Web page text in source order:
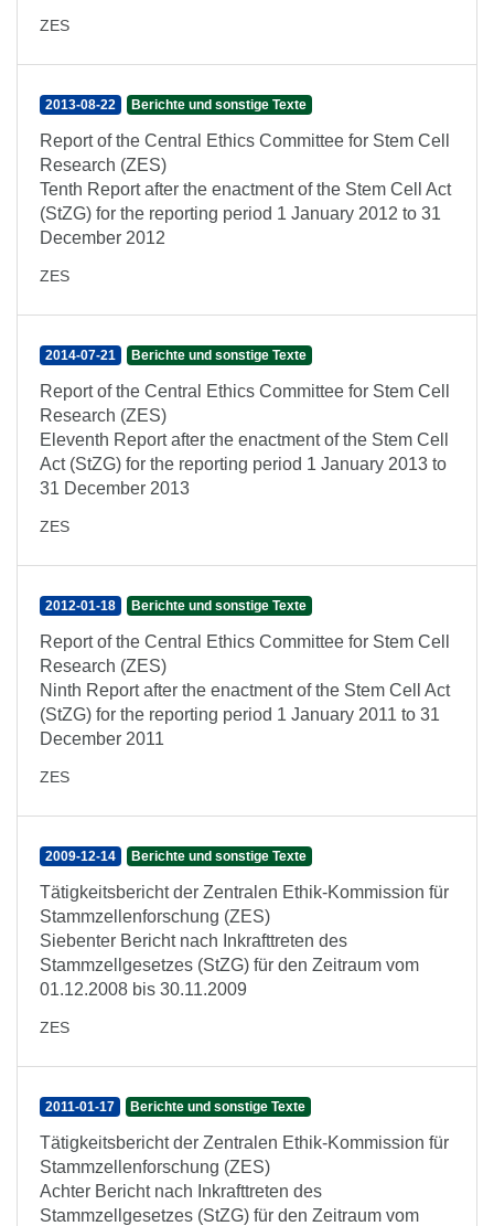
ZES
2013-08-22 Berichte und sonstige Texte
Report of the Central Ethics Committee for Stem Cell
Research (ZES)
Tenth Report after the enactment of the Stem Cell Act
(StZG) for the reporting period 1 January 2012 to 31
December 2012
ZES
2014-07-21 Berichte und sonstige Texte
Report of the Central Ethics Committee for Stem Cell
Research (ZES)
Eleventh Report after the enactment of the Stem Cell
Act (StZG) for the reporting period 1 January 2013 to
31 December 2013
ZES
2012-01-18 Berichte und sonstige Texte
Report of the Central Ethics Committee for Stem Cell
Research (ZES)
Ninth Report after the enactment of the Stem Cell Act
(StZG) for the reporting period 1 January 2011 to 31
December 2011
ZES
2009-12-14 Berichte und sonstige Texte
Tätigkeitsbericht der Zentralen Ethik-Kommission für
Stammzellenforschung (ZES)
Siebenter Bericht nach Inkrafttreten des
Stammzellgesetzes (StZG) für den Zeitraum vom
01.12.2008 bis 30.11.2009
ZES
2011-01-17 Berichte und sonstige Texte
Tätigkeitsbericht der Zentralen Ethik-Kommission für
Stammzellenforschung (ZES)
Achter Bericht nach Inkrafttreten des
Stammzellgesetzes (StZG) für den Zeitraum vom